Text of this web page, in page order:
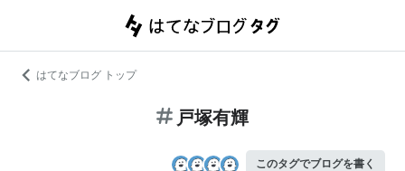
はてなブログ トップ
戸塚有輝
このタグでブログを書く